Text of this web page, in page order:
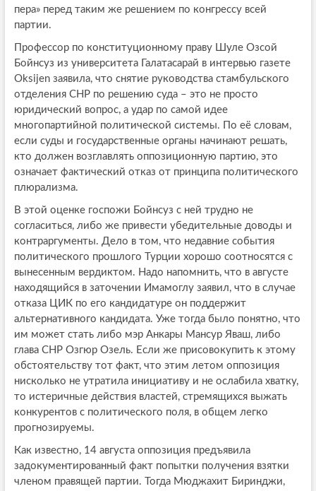
пера» перед таким же решением по конгрессу всей
партии.
Профессор по конституционному праву Шуле Озсой
Бойнсуз из университета Галатасарай в интервью газете
Oksijen заявила, что снятие руководства стамбульского
отделения CHP по решению суда – это не просто
юридический вопрос, а удар по самой идее
многопартийной политической системы. По её словам,
если суды и государственные органы начинают решать,
кто должен возглавлять оппозиционную партию, это
означает фактический отказ от принципа политического
плюрализма.
В этой оценке госпожи Бойнсуз с ней трудно не
согласиться, либо же привести убедительные доводы и
контраргументы. Дело в том, что недавние события
политического прошлого Турции хорошо соотносятся с
вынесенным вердиктом. Надо напомнить, что в августе
находящийся в заточении Имамоглу заявил, что в случае
отказа ЦИК по его кандидатуре он поддержит
альтернативного кандидата. Уже тогда было понятно, что
им может стать либо мэр Анкары Мансур Яваш, либо
глава СНР Озгюр Озель. Если же присовокупить к этому
обстоятельству тот факт, что этим летом оппозиция
нисколько не утратила инициативу и не ослабила хватку,
то истеричные действия властей, стремящихся выжать
конкурентов с политического поля, в общем легко
прогнозируемы.
Как известно, 14 августа оппозиция предъявила
задокументированный факт попытки получения взятки
членом правящей партии. Тогда Мюджахит Биринджи,